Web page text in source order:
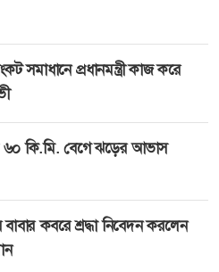
সমাধানে প্রধানমন্ত্রী কাজ করে
৬০ কি.মি. বেগে ঝড়ের আভাস
কবরে শ্রদ্ধা নিবেদন করলেন